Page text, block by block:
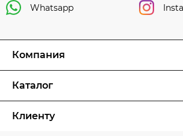
Whatsapp
Компания
Каталог
Клиенту